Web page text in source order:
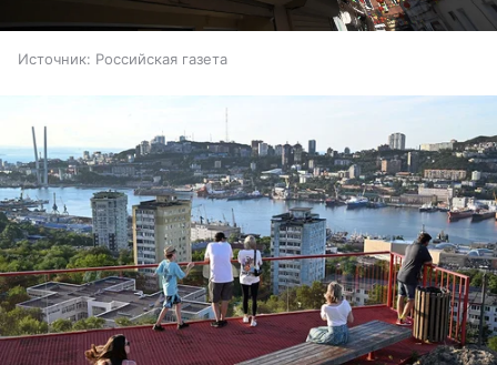
Источник: Российская газета